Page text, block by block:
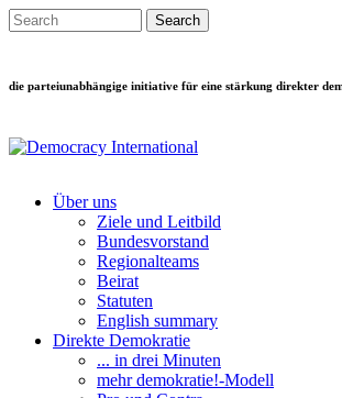
Direkt zum Inhalt
Search this site
die parteiunabhängige initiative für eine stärkung direkter
Main menu
Über uns
Ziele und Leitbild
Bundesvorstand
Regionalteams
Beirat
Statuten
English summary
Direkte Demokratie
... in drei Minuten
mehr demokratie!-Modell